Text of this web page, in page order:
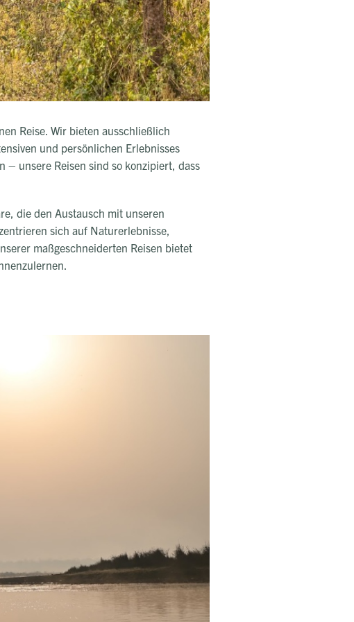
Reise. Wir bieten ausschließlich
und persönlichen Erlebnisses
– unsere Reisen sind so konzipiert, dass
die den Austausch mit unseren
sich auf Naturerlebnisse,
maßgeschneiderten Reisen bietet